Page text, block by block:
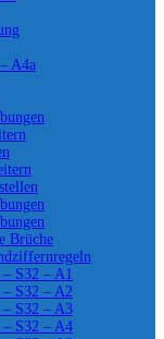
A4a
Brüche
S32 – A1
S32 – A2
S32 – A3
S32 – A4